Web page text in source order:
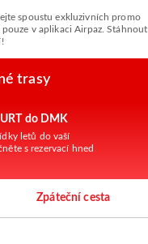
spoustu exkluzivních promo
pouze v aplikaci Airpaz. Stáhnout
trasy
do DMK
letů do vaší
s rezervací hned
Zpáteční cesta